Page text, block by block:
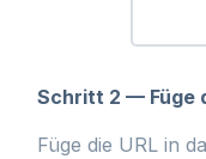
Schritt 2 — Füge
Füge die URL in